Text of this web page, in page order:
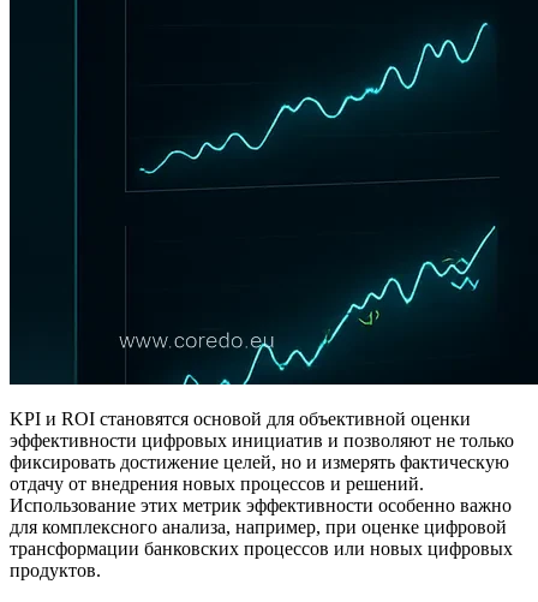
KPI и ROI становятся основой для объективной оценки
эффективности цифровых инициатив и позволяют не только
фиксировать достижение целей, но и измерять фактическую
отдачу от внедрения новых процессов и решений.
Использование этих метрик эффективности особенно важно
для комплексного анализа, например, при оценке цифровой
трансформации банковских процессов или новых цифровых
продуктов.